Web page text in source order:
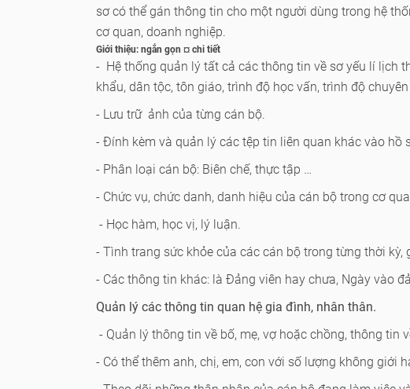
sơ có thể gán thông tin cho một người dùng trong hệ
cơ quan, doanh nghiệp.
Giới thiệu: ngắn gọn ¤ chi tiết
- Hệ thống quản lý tất cả các thông tin về sơ yếu lí lịch
khẩu, dân tộc, tôn giáo, trình độ học vấn, trình độ
- Lưu trữ ảnh của từng cán bộ.
- Đính kèm và quản lý các tệp tin liên quan khác vào hồ
- Phân loại cán bộ: Biên chế, thực tập …
- Chức vụ, chức danh, danh hiệu của cán bộ trong cơ
- Học hàm, học vị, lý luận.
- Tình trang sức khỏe của các cán bộ trong từng thời kỳ,
- Các thông tin khác: là Đảng viên hay chưa, Ngày vào
Quản lý các thông tin quan hệ gia đình, nhân thân.
- Quản lý thông tin về bố, mẹ, vợ hoặc chồng, thông tin
- Có thể thêm anh, chị, em, con với số lượng không giới